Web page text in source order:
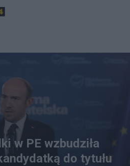
w PE wzbudziła
do tytułu